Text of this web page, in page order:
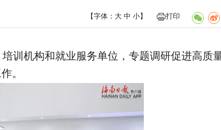
【字体： 大 中 小】 打印
训机构和就业服务单位，专题调研促进高质
。